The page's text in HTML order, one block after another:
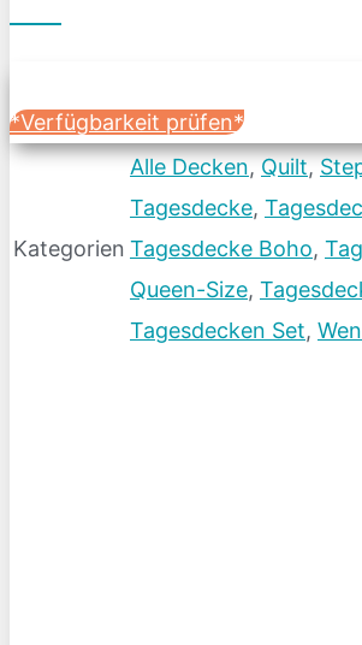
*Verfügbarkeit prüfen*
Kategorien
Alle Decken, Quilt,
Tagesdecke,
Tagesdecke Boho,
Queen-Size,
Tagesdecken Set,